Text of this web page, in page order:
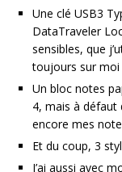
Une clé USB3
DataTraveler
sensibles, que
toujours sur moi
Un bloc notes
4, mais à défaut
encore mes
Et du coup, 3
J’ai aussi avec